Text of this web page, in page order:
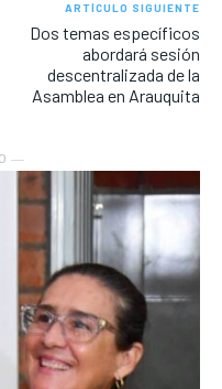
ARTÍCULO SIGUIENTE
Dos temas específicos
abordará sesión
descentralizada de la
Asamblea en Arauquita
―